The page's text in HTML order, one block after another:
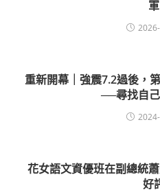
軍
重新開幕｜強震7.2過後，
──尋找自己
花女語文資優班在副總統
好